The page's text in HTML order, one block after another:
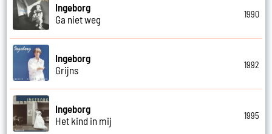
Ingeborg
Ga niet weg
1990
Ingeborg
Grijns
1992
Ingeborg
Het kind in mij
1995